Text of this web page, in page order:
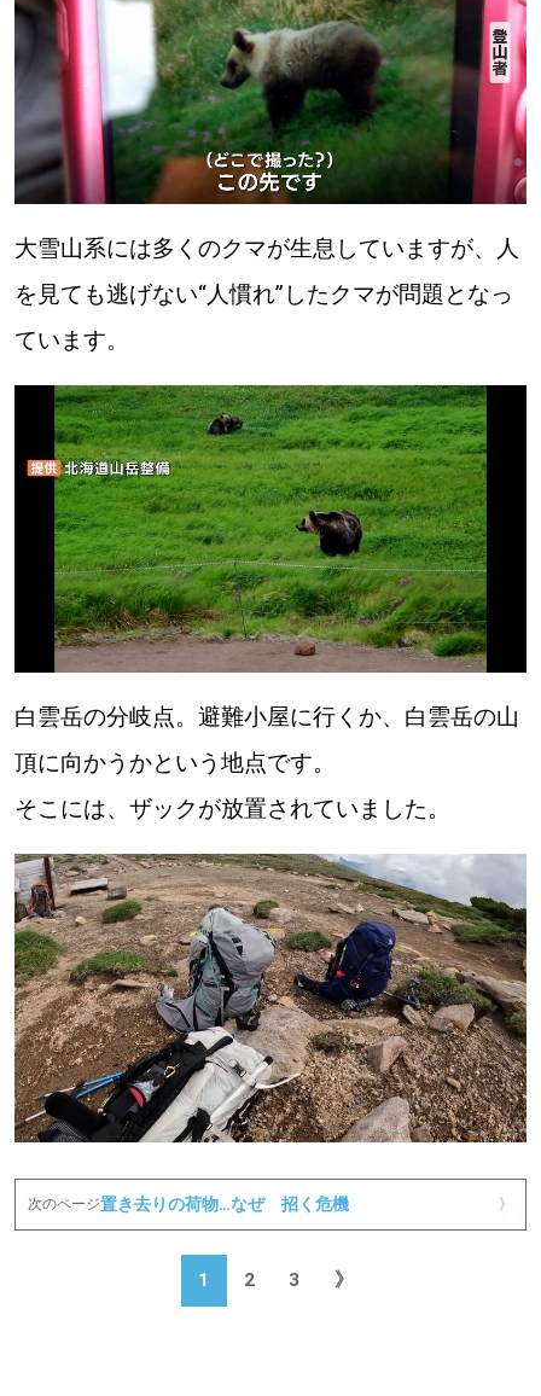
プライバシーポリシー
閉じる
大雪山系には多くのクマが生息していますが、人
を見ても逃げない“人慣れ”したクマが問題となっ
ています。
白雲岳の分岐点。避難小屋に行くか、白雲岳の山
頂に向かうかという地点です。
そこには、ザックが放置されていました。
次のページ置き去りの荷物…なぜ 招く危機 》
1 2 3 》